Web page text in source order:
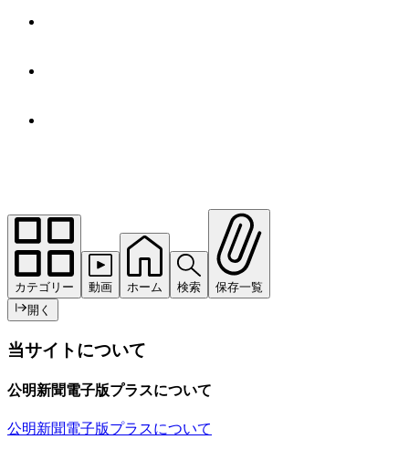
カテゴリー 動画 ホーム 検索
保存一覧
開く
当サイトについて
公明新聞電子版プラスについて
公明新聞電子版プラスについて